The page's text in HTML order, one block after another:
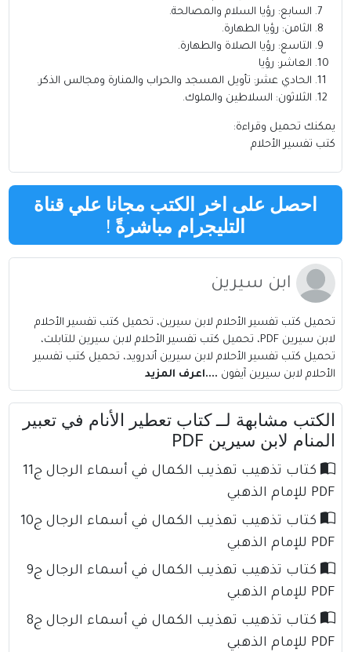
السابع: رؤيا السلام والمصالحة.
الثامن: رؤيا الطهارة.
التاسع: رؤيا الصلاة والطهارة.
العاشر: رؤيا
الحادي عشر: تأويل المسجد والحراب والمنارة ومجالس الذكر.
الثلاثون: السلاطين والملوك.
يمكنك تحميل وقراءة:
كتب تفسير الأحلام
احصل على اخر الكتب مجانا علي قناة
التليجرام مباشرةً !
ابن سيرين
تحميل كتب تفسير الأحلام لابن سيرين، تحميل كتب تفسير الأحلام
لابن سيرين PDF، تحميل كتب تفسير الأحلام لابن سيرين للتابلت،
تحميل كتب تفسير الأحلام لابن سيرين أندرويد، تحميل كتب تفسير
الأحلام لابن سيرين آيفون ....اعرف المزيد
الكتب مشابهة لــ كتاب تعطير الأنام في تعبير
المنام لابن سيرين PDF
كتاب تذهيب تهذيب الكمال في أسماء الرجال ج11
PDF للإمام الذهبي
كتاب تذهيب تهذيب الكمال في أسماء الرجال ج10
PDF للإمام الذهبي
كتاب تذهيب تهذيب الكمال في أسماء الرجال ج9
PDF للإمام الذهبي
كتاب تذهيب تهذيب الكمال في أسماء الرجال ج8
PDF للإمام الذهبي